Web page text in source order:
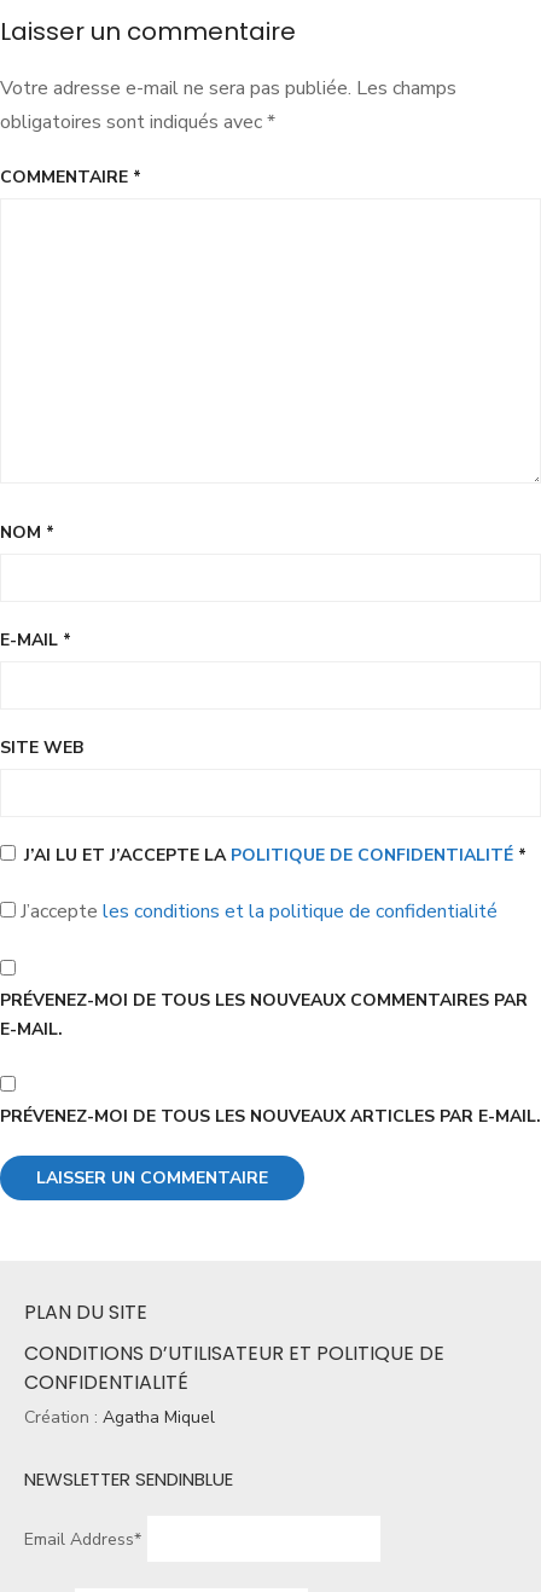
Laisser un commentaire
Votre adresse e-mail ne sera pas publiée. Les champs
obligatoires sont indiqués avec*
COMMENTAIRE *
NOM *
E-MAIL *
SITE WEB
J’AI LU ET J’ACCEPTE LA POLITIQUE DE CONFIDENTIALITÉ *
J’accepte les conditions et la politique de confidentialité
PRÉVENEZ-MOI DE TOUS LES NOUVEAUX COMMENTAIRES PAR
E-MAIL.
PRÉVENEZ-MOI DE TOUS LES NOUVEAUX ARTICLES PAR E-MAIL.
PLAN DU SITE
CONDITIONS D’UTILISATEUR ET POLITIQUE DE
CONFIDENTIALITÉ
Création : Agatha Miquel
NEWSLETTER SENDINBLUE
Email Address*